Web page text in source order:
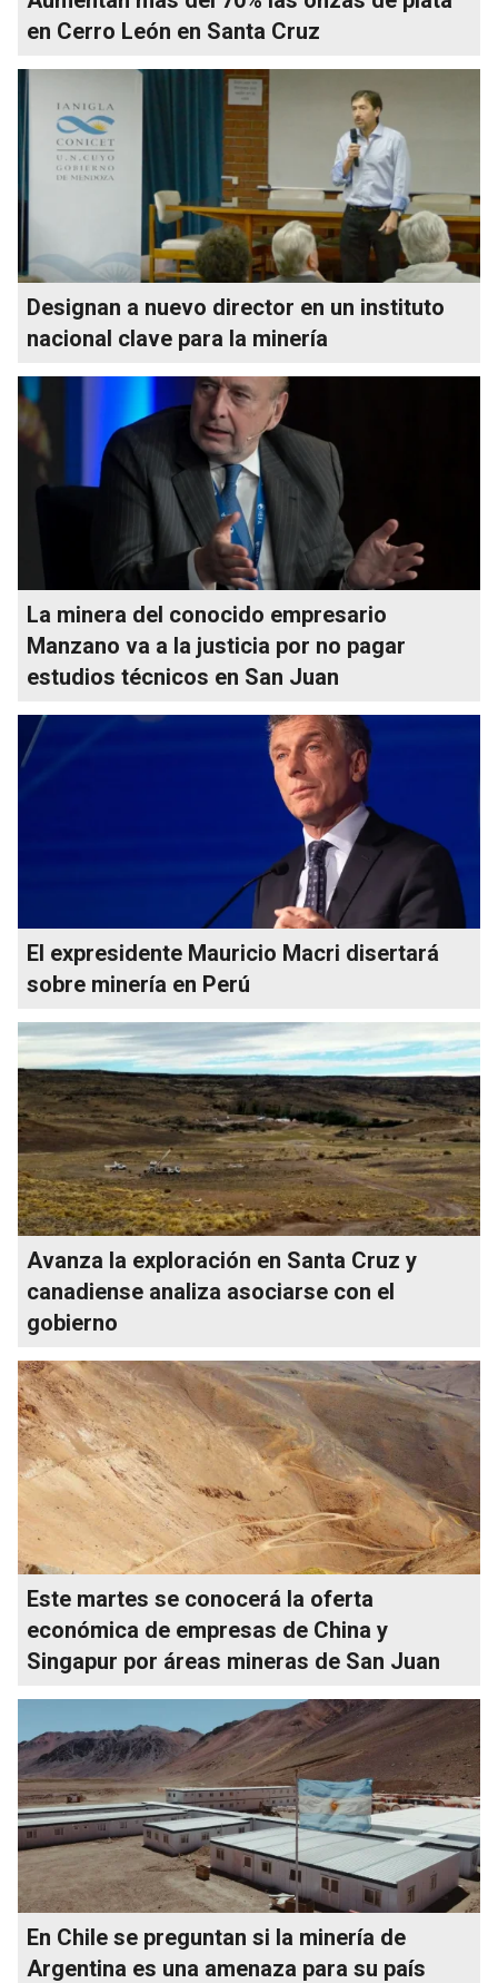
en Cerro León en Santa Cruz
Designan a nuevo director en un instituto
nacional clave para la minería
La minera del conocido empresario
Manzano va a la justicia por no pagar
estudios técnicos en San Juan
El expresidente Mauricio Macri disertará
sobre minería en Perú
Avanza la exploración en Santa Cruz y
canadiense analiza asociarse con el
gobierno
Este martes se conocerá la oferta
económica de empresas de China y
Singapur por áreas mineras de San Juan
En Chile se preguntan si la minería de
Argentina es una amenaza para su país